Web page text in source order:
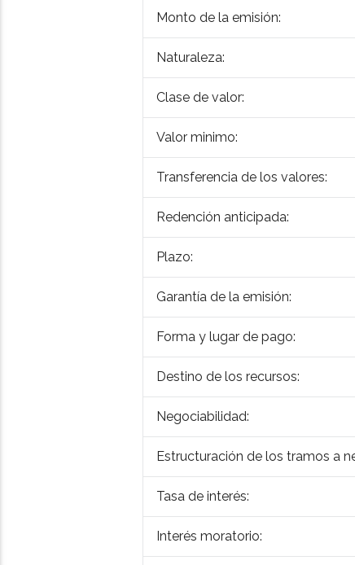
Monto de la emisión:
Naturaleza:
Clase de valor:
Valor minimo:
Transferencia de los valores:
Redención anticipada:
Plazo:
Garantía de la emisión:
Forma y lugar de pago:
Destino de los recursos:
Negociabilidad:
Estructuración de los tramos a
Tasa de interés:
Interés moratorio: